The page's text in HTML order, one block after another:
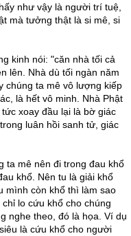
như vậy là người trí tuệ,
mà tưởng thật là si mê, si
kinh nói: "căn nhà tối cả
lên. Nhà dù tối ngàn năm
chúng ta mê vô lượng kiếp
là hết vô minh. Nhà Phật
xoay đầu lại là bờ giác
luân hồi sanh tử, giác
ta mê nên đi trong đau khổ
khổ. Nên tu là giải khổ
mình còn khổ thì làm sao
lo cứu khổ cho chúng
nghe theo, đó là họa. Ví dụ
là cứu khổ cho người